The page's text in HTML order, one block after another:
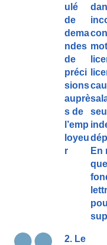
ulé
de
dema
ndes
de
préci
sions
auprè
s de
l’emp
loyeu
r
En
2. Le